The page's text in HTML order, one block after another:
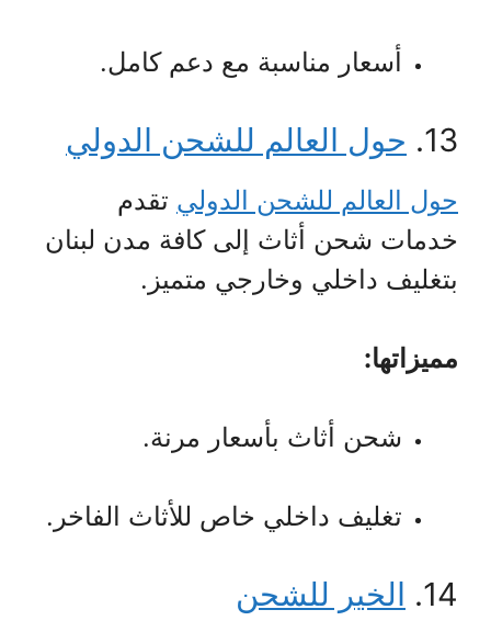
أسعار مناسبة مع دعم كامل.
13. حول العالم للشحن الدولي
حول العالم للشحن الدولي تقدم
خدمات شحن أثاث إلى كافة مدن لبنان
بتغليف داخلي وخارجي متميز.
مميزاتها:
شحن أثاث بأسعار مرنة.
تغليف داخلي خاص للأثاث الفاخر.
14. الخير للشحن